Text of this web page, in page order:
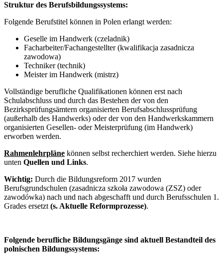
Struktur des Berufsbildungssystems:
Folgende Berufstitel können in Polen erlangt werden:
Geselle im Handwerk (czeladnik)
Facharbeiter/Fachangestellter (kwalifikacja zasadnicza
zawodowa)
Techniker (technik)
Meister im Handwerk (mistrz)
Vollständige berufliche Qualifikationen können erst nach
Schulabschluss und durch das Bestehen der von den
Bezirksprüfungsämtern organisierten Berufsabschlussprüfung
(außerhalb des Handwerks) oder der von den Handwerkskammern
organisierten Gesellen- oder Meisterprüfung (im Handwerk)
erworben werden.
Rahmenlehrpläne können selbst recherchiert werden. Siehe hierzu
unten Quellen und Links.
Wichtig: Durch die Bildungsreform 2017 wurden
Berufsgrundschulen (zasadnicza szkoła zawodowa (ZSZ) oder
zawodówka) nach und nach abgeschafft und durch Berufsschulen 1.
Grades ersetzt (s. Aktuelle Reformprozesse).
Folgende berufliche Bildungsgänge sind aktuell Bestandteil des
polnischen Bildungssystems: